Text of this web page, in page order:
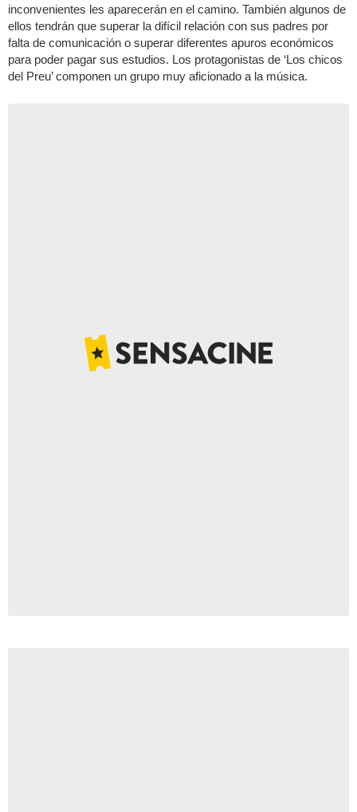
inconvenientes les aparecerán en el camino. También algunos de
ellos tendrán que superar la difícil relación con sus padres por
falta de comunicación o superar diferentes apuros económicos
para poder pagar sus estudios. Los protagonistas de ‘Los chicos
del Preu’ componen un grupo muy aficionado a la música.